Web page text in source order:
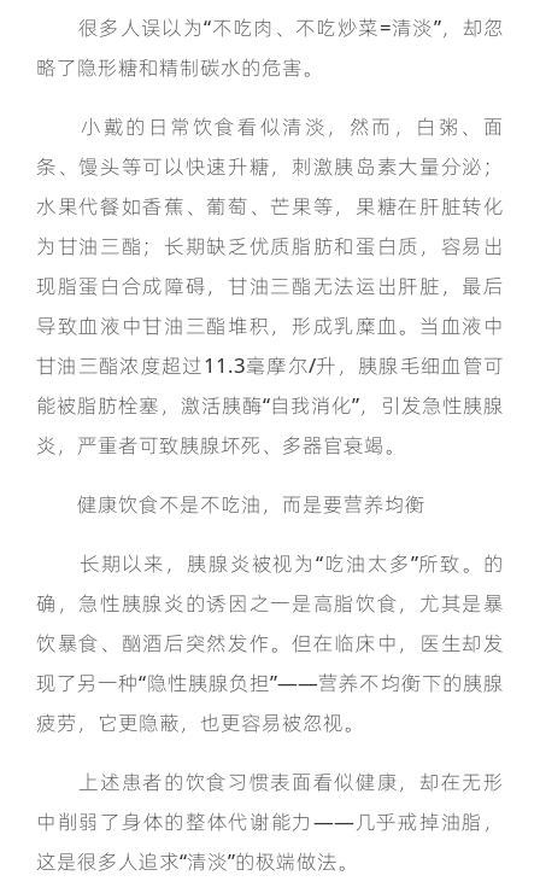
很多人误以为“不吃肉、不吃炒菜=清淡”，却忽
略了隐形糖和精制碳水的危害。
小戴的日常饮食看似清淡，然而，白粥、面
条、馒头等可以快速升糖，刺激胰岛素大量分泌；
水果代餐如香蕉、葡萄、芒果等，果糖在肝脏转化
为甘油三酯；长期缺乏优质脂肪和蛋白质，容易出
现脂蛋白合成障碍，甘油三酯无法运出肝脏，最后
导致血液中甘油三酯堆积，形成乳糜血。当血液中
甘油三酯浓度超过11.3毫摩尔/升，胰腺毛细血管可
能被脂肪栓塞，激活胰酶“自我消化”，引发急性胰腺
炎，严重者可致胰腺坏死、多器官衰竭。
健康饮食不是不吃油，而是要营养均衡
长期以来，胰腺炎被视为“吃油太多”所致。的
确，急性胰腺炎的诱因之一是高脂饮食，尤其是暴
饮暴食、酗酒后突然发作。但在临床中，医生却发
现了另一种“隐性胰腺负担”——营养不均衡下的胰腺
疲劳，它更隐蔽，也更容易被忽视。
上述患者的饮食习惯表面看似健康，却在无形
中削弱了身体的整体代谢能力——几乎戒掉油脂，
这是很多人追求“清淡”的极端做法。